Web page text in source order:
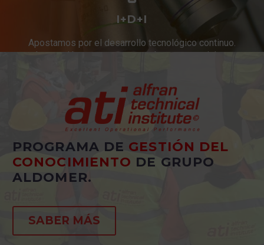
I+D+I
Apostamos por el desarrollo tecnológico continuo.
Innovación constante en productos y servicios.
PROGRAMA DE GESTIÓN DEL
CONOCIMIENTO DE GRUPO
ALDOMER.
SABER MÁS